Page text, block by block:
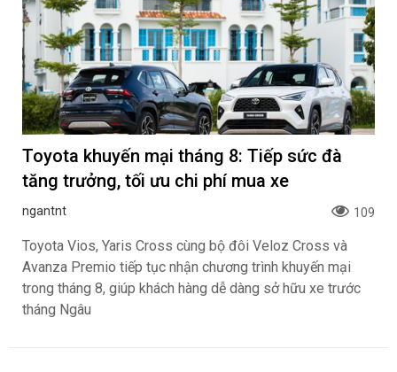
Toyota khuyến mại tháng 8: Tiếp sức đà
tăng trưởng, tối ưu chi phí mua xe
ngantnt 109
Toyota Vios, Yaris Cross cùng bộ đôi Veloz Cross và
Avanza Premio tiếp tục nhận chương trình khuyến mại
trong tháng 8, giúp khách hàng dễ dàng sở hữu xe trước
tháng Ngâu